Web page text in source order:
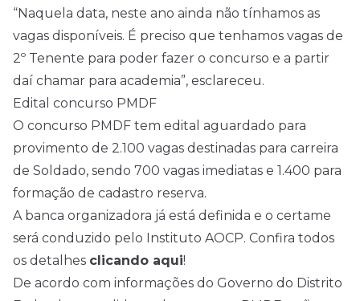
“Naquela data, neste ano ainda não tínhamos as
vagas disponíveis. É preciso que tenhamos vagas de
2º Tenente para poder fazer o concurso e a partir
daí chamar para academia”, esclareceu.
Edital concurso PMDF
O concurso PMDF tem edital aguardado para
provimento de 2.100 vagas destinadas para carreira
de Soldado, sendo 700 vagas imediatas e 1.400 para
formação de cadastro reserva.
A banca organizadora já está definida e o certame
será conduzido pelo Instituto AOCP. Confira todos
os detalhes clicando aqui!
De acordo com informações do Governo do Distrito